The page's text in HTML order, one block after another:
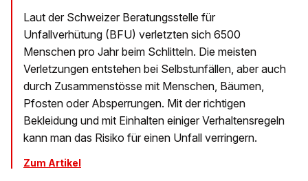
Laut der Schweizer Beratungsstelle für
Unfallverhütung (BFU) verletzten sich 6500
Menschen pro Jahr beim Schlitteln. Die meisten
Verletzungen entstehen bei Selbstunfällen, aber auch
durch Zusammenstösse mit Menschen, Bäumen,
Pfosten oder Absperrungen. Mit der richtigen
Bekleidung und mit Einhalten einiger Verhaltensregeln
kann man das Risiko für einen Unfall verringern.
Zum Artikel